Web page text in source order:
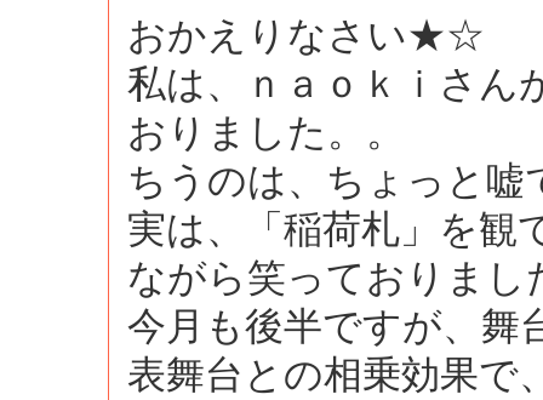
おかえりなさい★☆
私は、ｎａｏｋｉさん
おりました。。
ちうのは、ちょっと
実は、「稲荷札」を観
ながら笑っておりまし
今月も後半ですが、舞
表舞台との相乗効果で